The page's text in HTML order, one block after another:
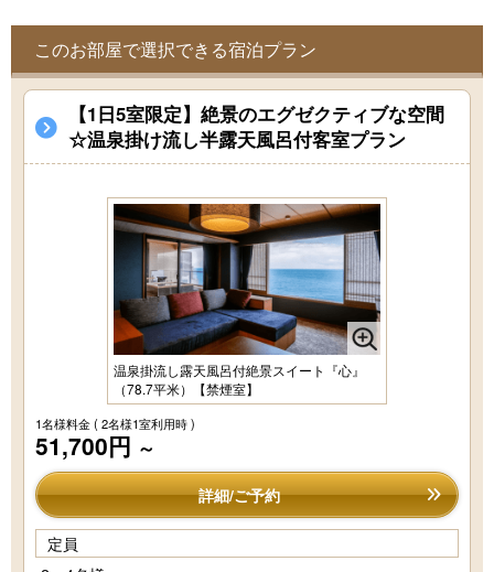
このお部屋で選択できる宿泊プラン
【1日5室限定】絶景のエグゼクティブな空間
☆温泉掛け流し半露天風呂付客室プラン
温泉掛流し露天風呂付絶景スイート『心』
（78.7平米）【禁煙室】
1名様料金( 2名様1室利用時 )
51,700円 ～
詳細/ご予約
定員